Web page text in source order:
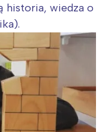
historia, wiedza o